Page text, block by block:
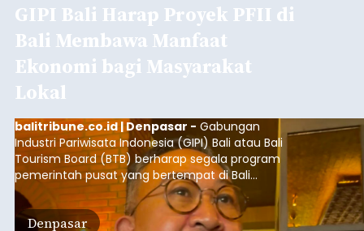
GIPI Bali Harap Proyek PFII di
Bali Membawa Manfaat
Ekonomi bagi Masyarakat
Lokal
balitribune.co.id | Denpasar - Gabungan
Industri Pariwisata Indonesia (GIPI) Bali atau Bali
Tourism Board (BTB) berharap segala program
pemerintah pusat yang bertempat di Bali
membawa dampak positif bagi masyarakat lokal.
"Program pemerintah ini (Bali sebagai Pusat
Finansial Internasional Indonesia/PFII) harus
Denpasar